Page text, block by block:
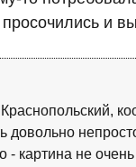
просочились и
довольно
- картина не